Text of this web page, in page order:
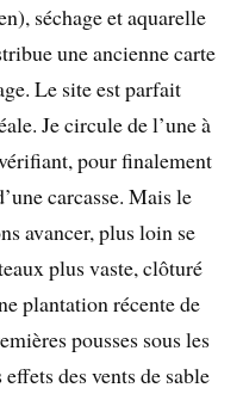
séchage et aquarelle
une ancienne carte
Le site est parfait
Je circule de l’une à
pour finalement
carcasse. Mais le
avancer, plus loin se
plus vaste, clôturé
plantation récente de
pousses sous les
des vents de sable